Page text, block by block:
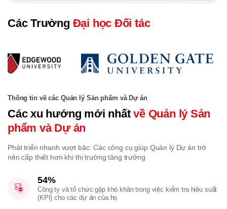
Các Trường Đại học Đối tác
Thông tin về các Quản lý Sản phẩm và Dự án
Các xu hướng mới nhấtvề Quản lý Sản
phẩm và Dự án
Phát triển nhanh vượt bậc: Các công cụ giúp Quản lý Dự án trở
nên cấp thiết hơn khi thị trường tăng trưởng
54%
Công ty và tổ chức gặp khó khăn trong việc kiểm tra hiệu suất
(KPI) cho các dự án của họ